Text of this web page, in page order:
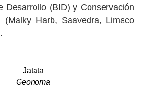
Desarrollo (BID) y Conservación
(Malky Harb, Saavedra, Limaco
Jatata
Geonoma